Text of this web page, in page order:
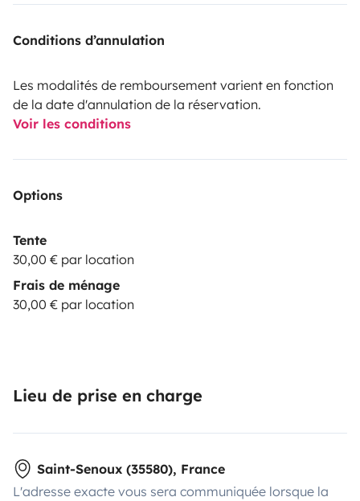
Conditions d’annulation
Les modalités de remboursement varient en fonction
de la date d'annulation de la réservation.
Voir les conditions
Options
Tente
30,00 € par location
Frais de ménage
30,00 € par location
Lieu de prise en charge
Saint-Senoux (35580), France
L'adresse exacte vous sera communiquée lorsque la